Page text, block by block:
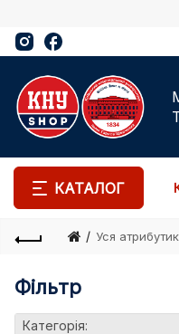
КАТАЛОГ
Уся
Фільтр
Категорія: